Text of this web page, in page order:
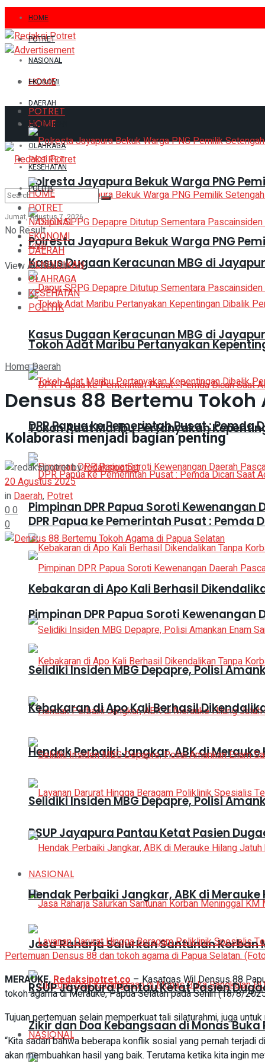
HOME
POTRET
NASIONAL
EKONOMI
DAERAH
PENDIDIKAN
OLAHRAGA
KESEHATAN
POLITIK
Jumat, Agustus 7, 2026
Login
HOME
POTRET
Polresta Jayapura Bekuk Warga PNG
Kasus Dugaan Keracunan MBG di
Tokoh Adat Maribu Pertanyakan
DPR Papua ke Pemerintah Pusat :
Pimpinan DPR Papua Soroti
Kebakaran di Apo Kali Berhasil
Selidiki Insiden MBG Depapre, Polisi
Hendak Perbaiki Jangkar, ABK di
RSUP Jayapura Pantau Ketat Pasien
NASIONAL
Jasa Raharja Salurkan Santunan Korban
Zikir dan Doa Kebangsaan di Monas Buka
HOME
POTRET
Polresta Jayapura Bekuk Warga PNG
Kasus Dugaan Keracunan MBG di
Tokoh Adat Maribu Pertanyakan
DPR Papua ke Pemerintah Pusat :
Pimpinan DPR Papua Soroti
Kebakaran di Apo Kali Berhasil
Selidiki Insiden MBG Depapre, Polisi
Hendak Perbaiki Jangkar, ABK di
RSUP Jayapura Pantau Ketat Pasien
NASIONAL
No Result
View All Result
HOME
POTRET
NASIONAL
EKONOMI
DAERAH
PENDIDIKAN
OLAHRAGA
KESEHATAN
POLITIK
HomeDaerah
Densus 88 Bertemu
Kolaborasi menjadi bagian penting
byredaksipotret
20 Agustus 2025
in Daerah, Potret
0 0
0
Pertemuan Densus 88 dan tokoh agama di Papua Selatan.
MERAUKE,Redaksipotret.co– Kasatgas Wil Densus 88
tokoh agama di Merauke, Papua Selatan pada Senin (18/8/
Tujuan pertemuan selain memperkuat tali silaturahmi, juga
“Kita sadari bahwa beberapa konflik sosial yang pernah terjadi
akan membuahkan hasil yang baik. Terutama ketika kita ingin